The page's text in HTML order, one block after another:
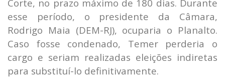
Corte, no prazo máximo de 180 dias. Durante
esse período, o presidente da Câmara,
Rodrigo Maia (DEM-RJ), ocuparia o Planalto.
Caso fosse condenado, Temer perderia o
cargo e seriam realizadas eleições indiretas
para substituí-lo definitivamente.